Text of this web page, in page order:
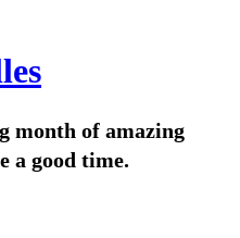
month of amazing
a good time.